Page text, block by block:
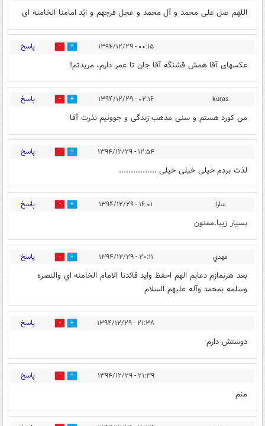
اللهم صل علی محمد و آل محمد و عجل فرجهم و ایّد امامنا الخامنه ای
۰۰:۱۵ - ۱۳۹۴/۱۲/۲۹ 0 پاسخ
عکسهای آقا همش قشنگه آقا جان تا عمر دارم، مریدتم!
kuras ۰۲:۱۶ - ۱۳۹۴/۱۲/۲۹ 0 پاسخ
من کورد هستم و سنی مذهب زندگی و جوونیم نذرت آقا
۱۲:۵۴ - ۱۳۹۴/۱۲/۲۹ 0 پاسخ
لذت بردم خیلی خیلی خیلی ................
سارا ۱۶:۰۱ - ۱۳۹۴/۱۲/۲۹ 0 پاسخ
بسیار زیبا.ممنون
مهدي ۲۰:۱۱ - ۱۳۹۴/۱۲/۲۹ 0 پاسخ
بعد هرنمازم دعايم الهم احفظ وايد قائدنا الامام الخامنه اي والنصره
وسلمه بمحمد وآله عليهم السلام
۲۱:۳۸ - ۱۳۹۴/۱۲/۲۹ 0 پاسخ
دوستش دارم
۲۱:۳۹ - ۱۳۹۴/۱۲/۲۹ 0 پاسخ
منم